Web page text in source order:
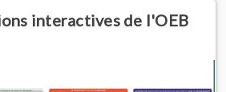
interactives de l'OEB